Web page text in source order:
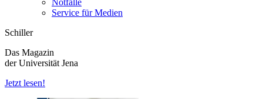
Notfälle
Service für Medien
Schiller
Das Magazin
der Universität Jena
Jetzt lesen!